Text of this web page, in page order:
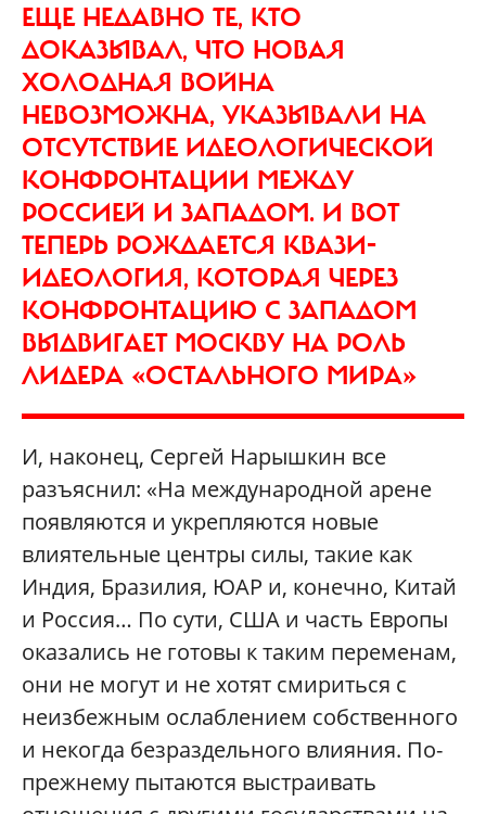
ЕЩЕ НЕДАВНО ТЕ, КТО
ДОКАЗЫВАЛ, ЧТО НОВАЯ
ХОЛОДНАЯ ВОЙНА
НЕВОЗМОЖНА, УКАЗЫВАЛИ НА
ОТСУТСТВИЕ ИДЕОЛОГИЧЕСКОЙ
КОНФРОНТАЦИИ МЕЖДУ
РОССИЕЙ И ЗАПАДОМ. И ВОТ
ТЕПЕРЬ РОЖДАЕТСЯ КВАЗИ-
ИДЕОЛОГИЯ, КОТОРАЯ ЧЕРЕЗ
КОНФРОНТАЦИЮ С ЗАПАДОМ
ВЫДВИГАЕТ МОСКВУ НА РОЛЬ
ЛИДЕРА «ОСТАЛЬНОГО МИРА»
И, наконец, Сергей Нарышкин все
разъяснил: «На международной арене
появляются и укрепляются новые
влиятельные центры силы, такие как
Индия, Бразилия, ЮАР и, конечно, Китай
и Россия… По сути, США и часть Европы
оказались не готовы к таким переменам,
они не могут и не хотят смириться с
неизбежным ослаблением собственного
и некогда безраздельного влияния. По-
прежнему пытаются выстраивать